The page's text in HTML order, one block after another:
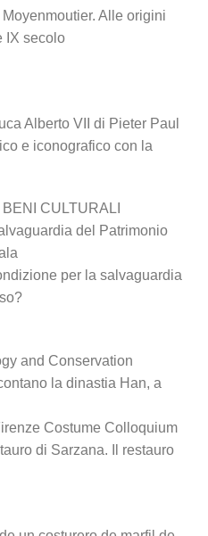
Alle origini
IX secolo
Alberto VII di Pieter Paul
e iconografico con la
CULTURALI
del Patrimonio
per la salvaguardia
and Conservation
la dinastia Han, a
Costume Colloquium
di Sarzana. Il restauro